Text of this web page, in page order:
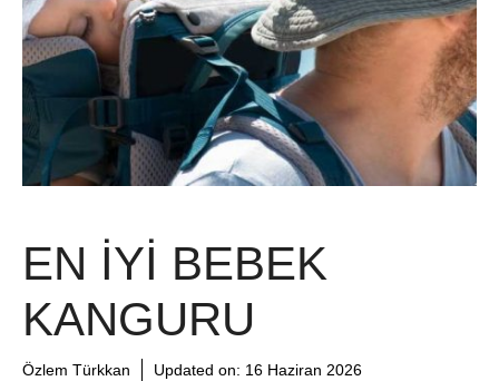
EN İYI BEBEK
KANGURU
Özlem Türkkan Updated on: 16 Haziran 2026